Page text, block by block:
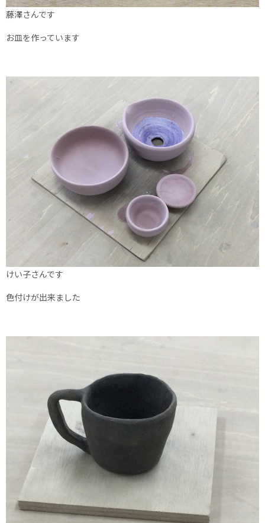
藤澤さんです
お皿を作っています
けい子さんです
色付けが出来ました